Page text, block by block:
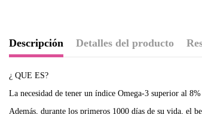
Descripción Detalles del producto
¿ QUE ES?
La necesidad de tener un índice Omega-3 superior al
Además, durante los primeros 1000 días de su vida, el